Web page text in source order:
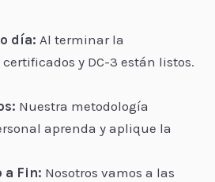
día: Al terminar la
y DC-3 están listos.
Nuestra metodología
aprenda y aplique la
a Fin: Nosotros vamos a las